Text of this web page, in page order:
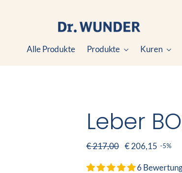
Alle Produkte Produkte Kuren
Leber
Regulärer
€ 217,00 € 206,15 -5%
6